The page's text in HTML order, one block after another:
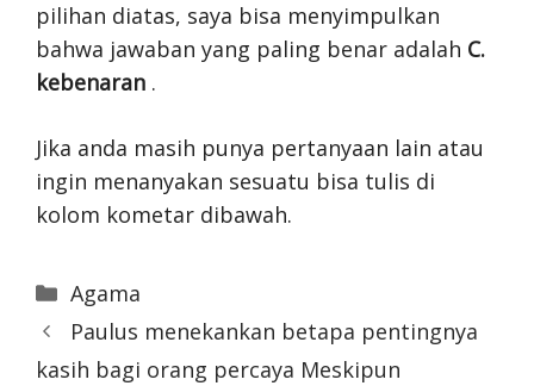
pilihan diatas, saya bisa menyimpulkan
bahwa jawaban yang paling benar adalah C.
kebenaran .
Jika anda masih punya pertanyaan lain atau
ingin menanyakan sesuatu bisa tulis di
kolom kometar dibawah.
Categories
Agama
Paulus menekankan betapa pentingnya
kasih bagi orang percaya Meskipun